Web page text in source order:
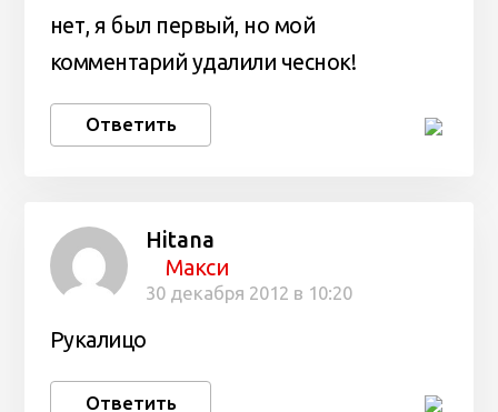
нет, я был первый, но мой
комментарий удалили чеснок!
Ответить
Hitana
Макси
30 декабря 2012 в 10:20
Рукалицо
Ответить